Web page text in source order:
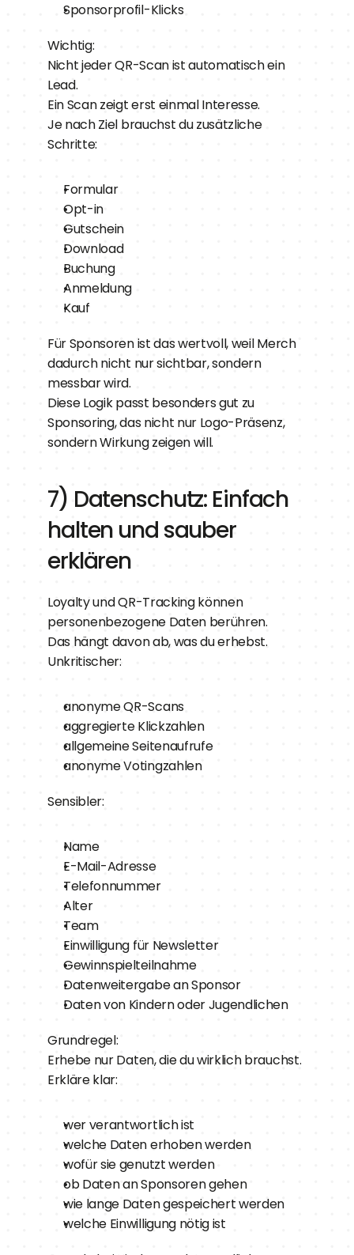
Sponsorprofil-Klicks
Wichtig:
Nicht jeder QR-Scan ist automatisch ein
Lead.
Ein Scan zeigt erst einmal Interesse.
Je nach Ziel brauchst du zusätzliche
Schritte:
Formular
Opt-in
Gutschein
Download
Buchung
Anmeldung
Kauf
Für Sponsoren ist das wertvoll, weil Merch
dadurch nicht nur sichtbar, sondern
messbar wird.
Diese Logik passt besonders gut zu
Sponsoring, das nicht nur Logo-Präsenz,
sondern Wirkung zeigen will.
7) Datenschutz: Einfach
halten und sauber
erklären
Loyalty und QR-Tracking können
personenbezogene Daten berühren.
Das hängt davon ab, was du erhebst.
Unkritischer:
anonyme QR-Scans
aggregierte Klickzahlen
allgemeine Seitenaufrufe
anonyme Votingzahlen
Sensibler:
Name
E-Mail-Adresse
Telefonnummer
Alter
Team
Einwilligung für Newsletter
Gewinnspielteilnahme
Datenweitergabe an Sponsor
Daten von Kindern oder Jugendlichen
Grundregel:
Erhebe nur Daten, die du wirklich brauchst.
Erkläre klar:
wer verantwortlich ist
welche Daten erhoben werden
wofür sie genutzt werden
ob Daten an Sponsoren gehen
wie lange Daten gespeichert werden
welche Einwilligung nötig ist